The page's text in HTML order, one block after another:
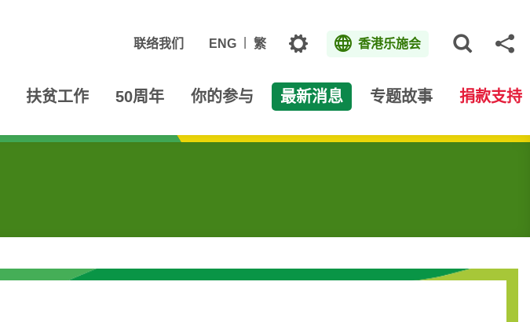
联络我们 ENG 繁 主题 香港乐施会
扶贫工作 50周年 你的参与 最新消息 专题故事 捐款支持